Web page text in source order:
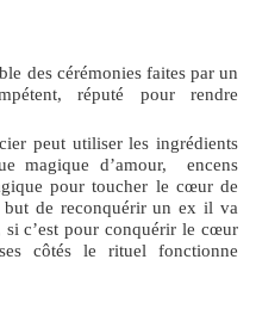
des cérémonies faites par un
réputé pour rendre
peut utiliser les ingrédients
magique d’amour, encens
pour toucher le cœur de
but de reconquérir un ex il va
c’est pour conquérir le cœur
côtés le rituel fonctionne